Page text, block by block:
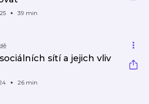
39 min
sítí a jejich vliv
26 min